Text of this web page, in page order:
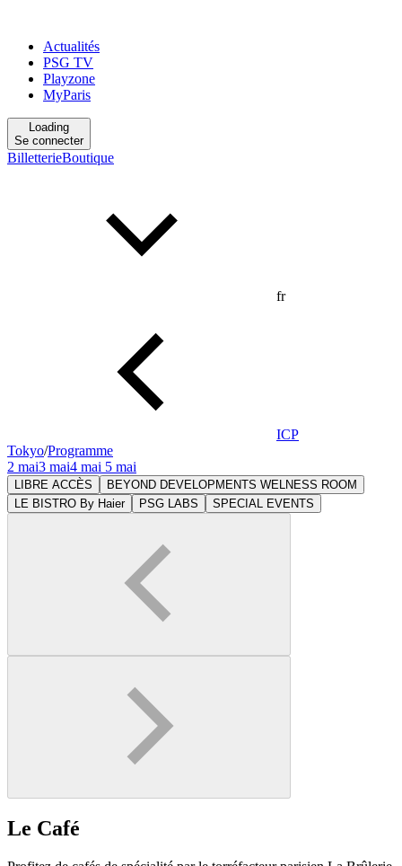
Actualités
PSG TV
Playzone
MyParis
Loading
Se connecter
BilletterieBoutique
fr
ICP
Tokyo/Programme
2 mai3 mai4 mai 5 mai
LIBRE ACCÈS
BEYOND DEVELOPMENTS WELNESS ROOM
LE BISTRO By Haier
PSG LABS SPECIAL EVENTS
Le Café